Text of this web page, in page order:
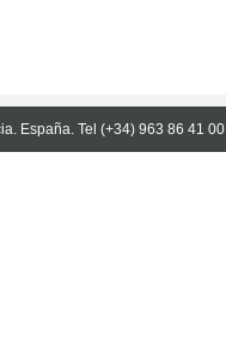
España. Tel (+34) 963 86 41 00